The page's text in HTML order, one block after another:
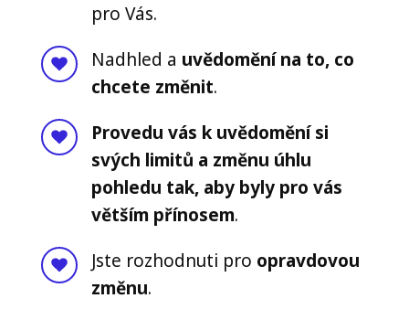
pro Vás.
Nadhled a uvědomění na to, co
chcete změnit.
Provedu vás k uvědomění si
svých limitů a změnu úhlu
pohledu tak, aby byly pro vás
větším přínosem.
Jste rozhodnuti pro opravdovou
změnu.